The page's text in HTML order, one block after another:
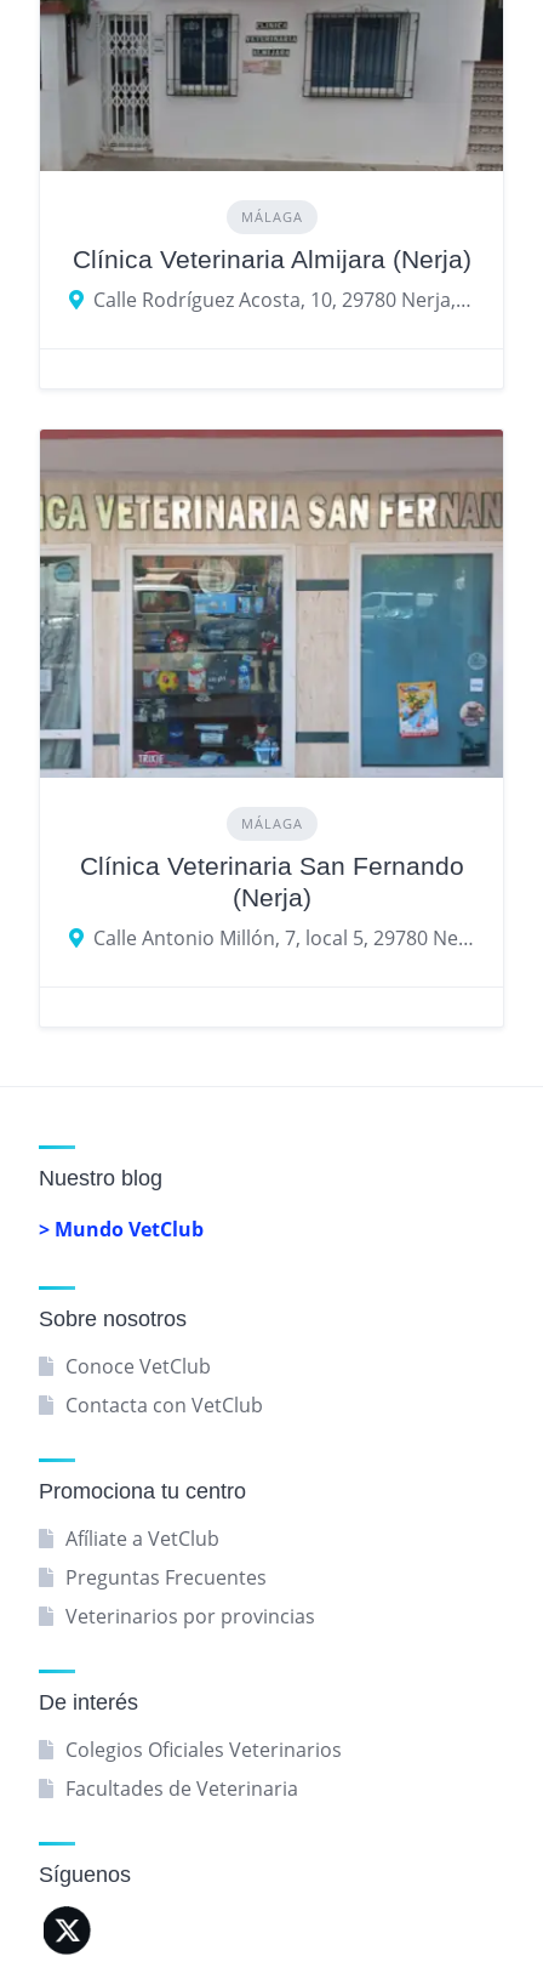
MÁLAGA
Clínica Veterinaria Almijara (Nerja)
Calle Rodríguez Acosta, 10, 29780 Nerja, Málaga
MÁLAGA
Clínica Veterinaria San Fernando
(Nerja)
Calle Antonio Millón, 7, local 5, 29780 Nerja, Málaga
Nuestro blog
> Mundo VetClub
Sobre nosotros
Conoce VetClub
Contacta con VetClub
Promociona tu centro
Afíliate a VetClub
Preguntas Frecuentes
Veterinarios por provincias
De interés
Colegios Oficiales Veterinarios
Facultades de Veterinaria
Síguenos